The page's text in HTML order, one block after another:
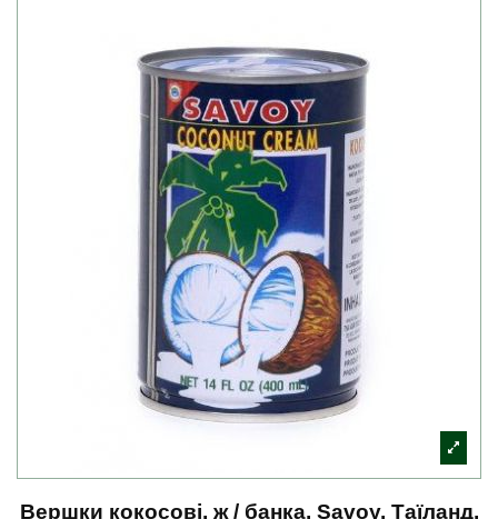
Вершки кокосові, ж / банка, Savoy, Таїланд,